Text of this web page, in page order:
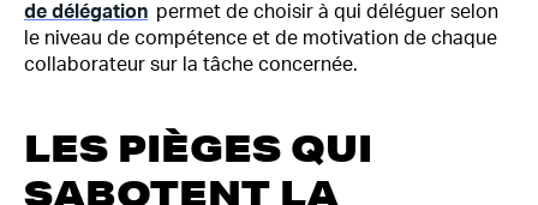
de délégation permet de choisir à qui déléguer selon
le niveau de compétence et de motivation de chaque
collaborateur sur la tâche concernée.
LES PIÈGES QUI
SABOTENT LA